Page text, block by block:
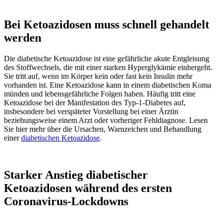
Bei Ketoazidosen muss schnell gehandelt
werden
Die diabetische Ketoazidose ist eine gefährliche akute Entgleisung
des Stoffwechsels, die mit einer starken Hyperglykämie einhergeht.
Sie tritt auf, wenn im Körper kein oder fast kein Insulin mehr
vorhanden ist. Eine Ketoazidose kann in einem diabetischen Koma
münden und lebensgefährliche Folgen haben. Häufig tritt eine
Ketoazidose bei der Manifestation des Typ-1-Diabetes auf,
insbesondere bei verspäteter Vorstellung bei einer Ärztin
beziehungsweise einem Arzt oder vorheriger Fehldiagnose. Lesen
Sie hier mehr über die Ursachen, Warnzeichen und Behandlung
einerdiabetischen Ketoazidose.
Starker Anstieg diabetischer
Ketoazidosen während des ersten
Coronavirus-Lockdowns